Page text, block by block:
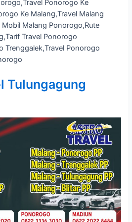
Ponorogo Ke
Ke Malang,Travel Malang
Malang Ponorogo,Rute
Travel Ponorogo
Trenggalek,Travel Ponorogo
Tulungagung